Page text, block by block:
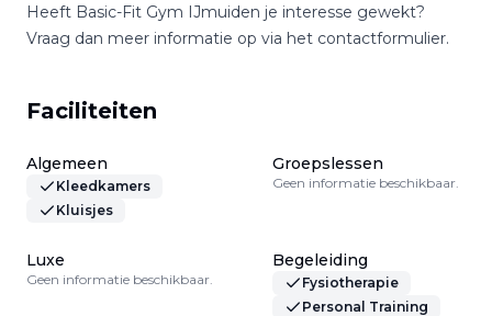
Heeft Basic-Fit Gym IJmuiden je interesse gewekt?
Vraag dan meer informatie op via het contactformulier.
Faciliteiten
Algemeen
Kleedkamers
Kluisjes
Groepslessen
Geen informatie beschikbaar.
Luxe
Geen informatie beschikbaar.
Begeleiding
Fysiotherapie
Personal Training